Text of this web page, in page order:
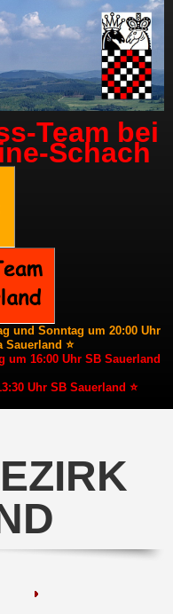
Team bei
Schach
und Sonntag um 20:00 Uhr
Sauerland ⭐
um 16:00 Uhr SB Sauerland
Uhr SB Sauerland ⭐